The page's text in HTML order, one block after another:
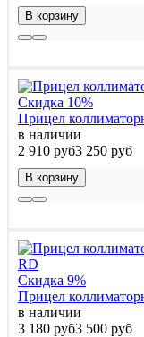
В корзину
Скидка 10%
Прицел
в наличии
2 910 руб3 250 руб
В корзину
Скидка 9%
Прицел
в наличии
3 180 руб3 500 руб